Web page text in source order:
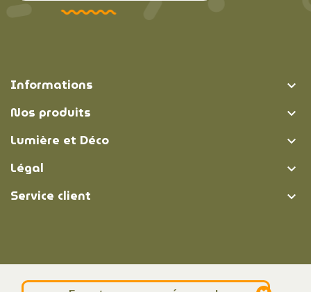
Informations 
Nos produits 
Lumière et Déco 
Légal 
Service client 
© Lumière et Déco | 2026